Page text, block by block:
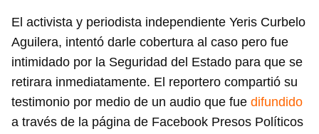
El activista y periodista independiente Yeris Curbelo
Aguilera, intentó darle cobertura al caso pero fue
intimidado por la Seguridad del Estado para que se
retirara inmediatamente. El reportero compartió su
testimonio por medio de un audio que fue difundido
a través de la página de Facebook Presos Políticos